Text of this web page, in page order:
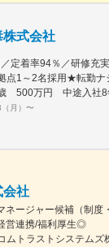
共通研修で座学から
環境です。
OJTを通じて、道具
学んでいきます。
ので一度覚えたらあ
と話すことが苦手な
う…なんて心配は不要
してください。
日（配属先により前後
の取得も可能
ますが、夜勤後はし
解消☆
株式会社
定着率94％／研修充
500万円 中途入社
月） 〜
会社
ネージャー候補（制
営連携/福利厚生◎